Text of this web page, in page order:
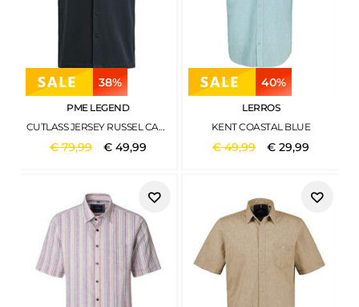
38%
PME LEGEND
CUTLASS JERSEY RUSSEL CARBON
€79,99 € 49,99
40%
LERROS
KENT COASTAL BLUE
€49,99 €29,99